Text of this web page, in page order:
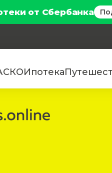
от Сбербанка
Ипотека